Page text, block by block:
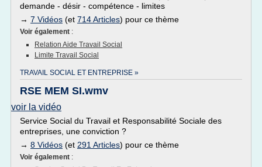
demande - désir - compétence - limites
→ 7 Vidéos (et 714 Articles) pour ce thème
Voir également :
Relation Aide Travail Social
Limite Travail Social
TRAVAIL SOCIAL ET ENTREPRISE »
RSE MEM SI.wmv
voir la vidéo
Service Social du Travail et Responsabilité Sociale des
entreprises, une conviction ?
→ 8 Vidéos (et 291 Articles) pour ce thème
Voir également :